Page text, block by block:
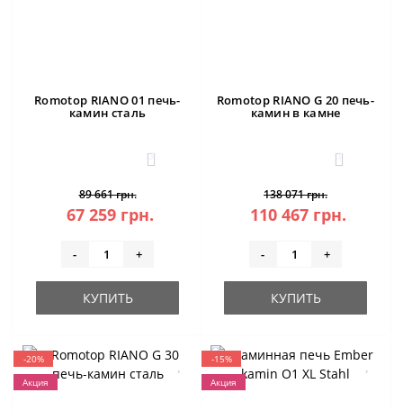
Romotop RIANO 01 печь-
камин сталь
3
89 661 грн.
67 259 грн.
- +
КУПИТЬ
Romotop RIANO G 20 печь-
камин в камне
3
138 071 грн.
110 467 грн.
- +
КУПИТЬ
-20%
Акция
-15%
Акция